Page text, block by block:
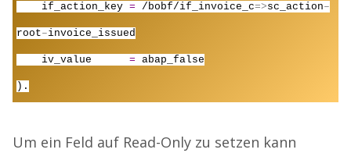
if_action_key = /bobf/if_invoice_c=>sc_action–
root–invoice_issued
iv_value = abap_false
).
Um ein Feld auf Read-Only zu setzen kann